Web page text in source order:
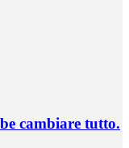
cambiare tutto.